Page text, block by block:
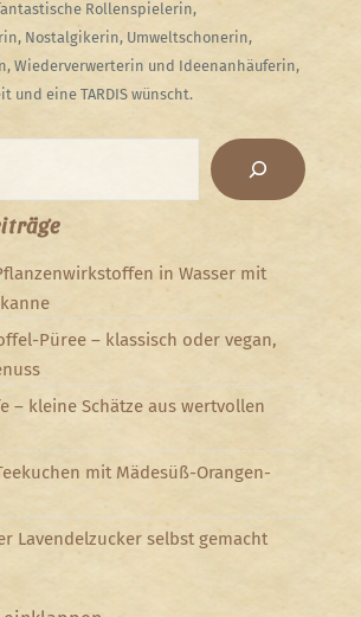
Rollenspielerin,
Nostalgikerin, Umweltschonerin,
Wiederverwerterin und Ideenanhäuferin,
und eine TARDIS wünscht.
in Wasser mit
Püree – klassisch oder vegan,
– kleine Schätze aus wertvollen
mit Mädesüß-Orangen-
Lavendelzucker selbst gemacht